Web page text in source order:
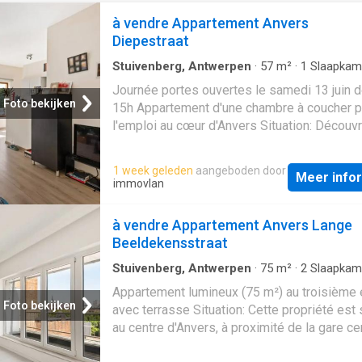
Foto bekijken
à vendre Appartement Anvers
Diepestraat
Stuivenberg, Antwerpen · 57 m² · 1
Journée portes ouvertes le samedi 13 juin
15h Appartement d'une chambre à coucher
l'emploi au cœur d'Anvers Situation:
avec de nombreux
à distance de marche de la Sint-Jansplein
transports en commun. Description:
salle de séjour avec cuisine ouverte
énorme quantité de lumière naturelle grâce
nombreuses fenêtres. La cuisine ouverte
équipée d'un feu électrique, d'une hotte
d'un double évier et d'un réfrigérateur
congélateur. La chambre à coucher
plus d'espace qu'il n'en faut pour un lit
1 week geleden aangeboden door
immovlan
Meer
Foto bekijken
à vendre Appartement Anvers Lange
Beeldekensstraat
Stuivenberg, Antwerpen · 75 m² · 2
keuken
Appartement lumineux (75 m²) au troisième
avec terrasse Situation: Cette propriété est
au centre d'Anvers, à proximité de la gare